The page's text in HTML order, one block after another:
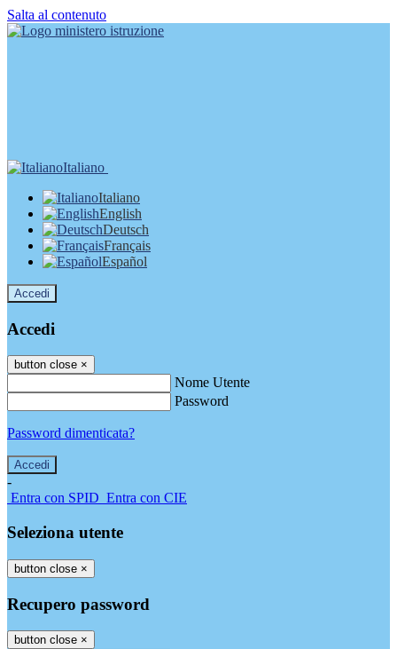
Salta al contenuto
Italiano
Italiano
English
Deutsch
Français
Español
Accedi
Accedi
button close ×
Nome Utente
Password
Password dimenticata?
-
Entra con SPID Entra con CIE
Seleziona utente
button close ×
Recupero password
button close ×